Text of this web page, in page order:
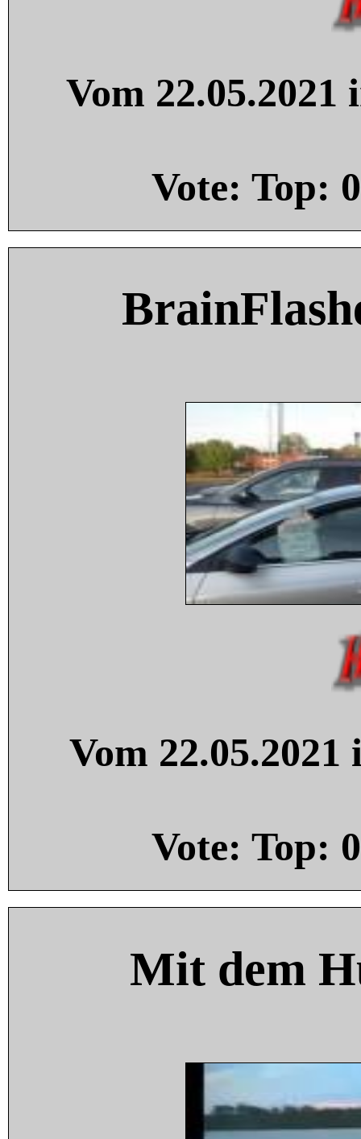
Vom
Vote: Top: 0
Vom
Vote: Top: 0
Mit dem